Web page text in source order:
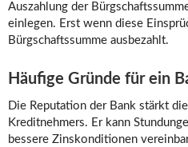
Auszahlung der
einlegen. Erst wenn diese
Bürgschaftssumme ausbezahlt.
Häufige Gründe für ein
Die Reputation der Bank stärkt
Kreditnehmers. Er kann
bessere Zinskonditionen